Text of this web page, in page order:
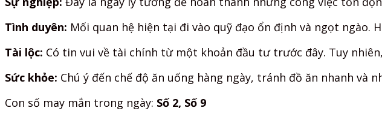
Tình duyên: Mối quan hệ hiện tại đi vào quỹ đạo ổn định và ngọt
Tài lộc: Có tin vui về tài chính từ một khoản đầu tư trước đây. Tuy
Sức khỏe: Chú ý đến chế độ ăn uống hàng ngày, tránh đồ ăn nhanh và
Con số may mắn trong ngày: Số 2, Số 9